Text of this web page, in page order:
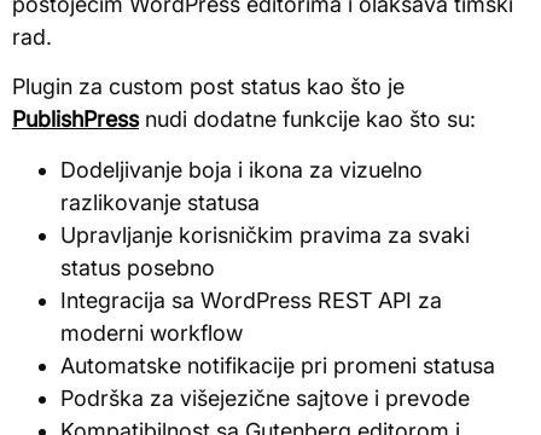
rad.
Plugin za custom post status kao što je
PublishPressnudi dodatne funkcije kao što su:
Dodeljivanje boja i ikona za vizuelno
razlikovanje statusa
Upravljanje korisničkim pravima za svaki
status posebno
Integracija sa WordPress REST API za
moderni workflow
Automatske notifikacije pri promeni statusa
Podrška za višejezične sajtove i prevode